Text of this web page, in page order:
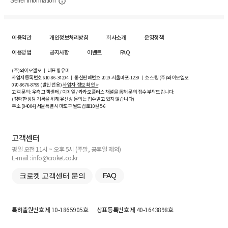
이용약관 개인정보처리방침 회사소개
운영정책
이용방법
공지사항 이벤트 FAQ
(주)와이오엘오 ㅣ 대표 황유미
사업자등록번호610-86-34204ㅣ 통신판매번호 2019-서울마포-1239 ㅣ 호스팅 (주)와이오엘오
070-8676-8799 (발신 전용)사업자 정보 확인 >
고객 문의: 우측 고객센터 / 이메일 / 카카오플러스 채널을 통해 문의 접수 부탁드립니다.
(정확한 상담 기록을 위해 유선상 문의는 접수받고 있지 않습니다)
주소 [04004] 서울특별시 마포구 월드컵로10길5-6
고객센터
평일 오전 11시 ~ 오후 5시 (주말, 공휴일 제외)
E-mail : info@croket.co.kr
크로켓 고객센터 문의 FAQ
특허출원번호제 10-1865905호 상표등록번호제 40-1643898호